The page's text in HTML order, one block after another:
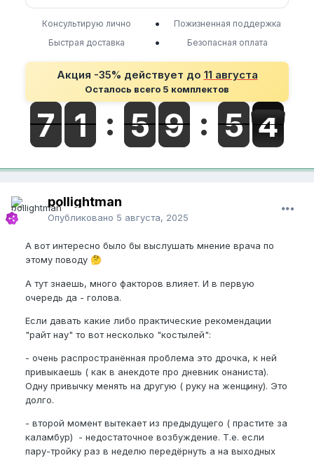
Консультирую лично •
Пожизненная поддержка
Быстрая доставка
• Безопасная оплата
Акция -35% действует до 11 августа
Осталось всего 5 комплектов
pollightman
Опубликовано 5 августа, 2025
А вот интересно было бы выслушать мнение врача по
этому поводу 🤔
А тут знаешь, много факторов влияет. И в первую
очередь да - голова.
Если давать какие либо практические рекомендации
"райт нау" то вот несколько "костылей":
- очень распространённая проблема это дрочка, к ней
привыкаешь ( как в анекдоте про дневник онаниста).
Одну привычку менять на другую ( руку на женщину). Это
долго.
- второй момент вытекает из предыдущего ( прастите за
каламбур) - недостаточное возбуждение. Т.е. если
пару-тройку раз в неделю передёрнуть а на выходных